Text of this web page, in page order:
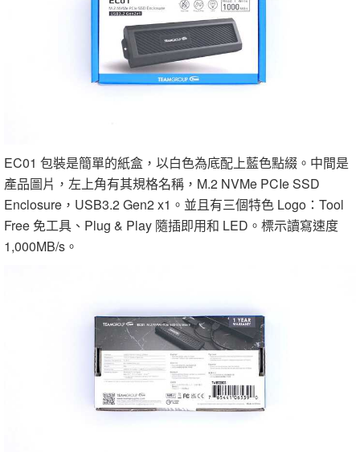
EC01 包裝是簡單的紙盒，以白色為底配上藍色點綴。中間是
產品圖片，左上角有其規格名稱，M.2 NVMe PCIe SSD
Enclosure，USB3.2 Gen2 x1。並且有三個特色 Logo：Tool
Free 免工具、Plug & Play 隨插即用和 LED。標示讀寫速度
1,000MB/s。